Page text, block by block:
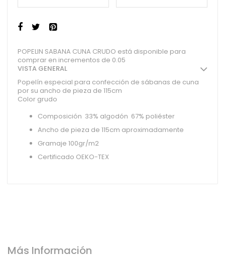
POPELIN SABANA CUNA CRUDO está disponible para
comprar en incrementos de 0.05
VISTA GENERAL
Popelín especial para confección de sábanas de cuna
por su ancho de pieza de 115cm
Color grudo
Composición 33% algodón 67% poliéster
Ancho de pieza de 115cm aproximadamente
Gramaje 100gr/m2
Certificado OEKO-TEX
Más Información